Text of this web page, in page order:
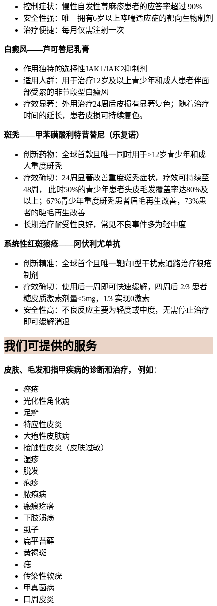
控制症状：慢性自发性荨麻疹患者的应答率超过 90%
安全性强：唯一拥有6岁以上哮喘适应症的靶向生物制剂
治疗便捷：每月仅需注射一次
白癜风——芦可替尼乳膏
作用独特的选择性JAK1/JAK2抑制剂
适用人群：用于治疗12岁及以上青少年和成人患者伴面
部受累的非节段型白癜风
疗效显著：外用治疗24周后皮损有显著复色；随着治疗
时间的延长，患者皮损可持续复色。
斑秃——甲苯磺酸利特昔替尼（乐复诺）
创新药物：全球首款且唯一同时用于≥12岁青少年和成
人重度斑秃
疗效确切：24周显著改善重度斑秃症状，疗效可持续至
48周， 此时50%的青少年患者头皮毛发覆盖率达80%及
以上；67%青少年重度斑秃患者眉毛再生改善，73%患
者的睫毛再生改善
长期治疗耐受性良好，常见不良事件多为轻中度
系统性红斑狼疮——阿伏利尤单抗
创新精准：全球首个且唯一靶向I型干扰素通路治疗狼疮
制剂
疗效确切：使用后一周即可快速缓解，四周后 2/3 患者
糖皮质激素剂量≤5mg，1/3 实现0激素
安全性高：不良反应主要为轻度或中度，无需停止治疗
即可缓解消退
我们可提供的服务
皮肤、毛发和指甲疾病的诊断和治疗， 例如：
痤疮
光化性角化病
足癣
特应性皮炎
大疱性皮肤病
接触性皮炎（皮肤过敏）
湿疹
脱发
疱疹
脓疱病
瘢痕疙瘩
下肢溃疡
虱子
扁平苔藓
黄褐斑
痣
传染性软疣
甲真菌病
口周皮炎